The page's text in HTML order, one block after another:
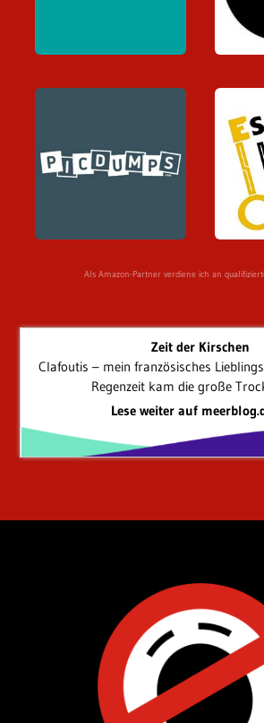
Als Amazon-Partner verdiene ich an
Zeit der Kirschen
Clafoutis – mein französisches
Regenzeit kam die große
Lese weiter auf